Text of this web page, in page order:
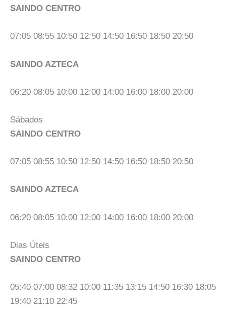
SAINDO CENTRO
07:05 08:55 10:50 12:50 14:50 16:50 18:50 20:50
SAINDO AZTECA
06:20 08:05 10:00 12:00 14:00 16:00 18:00 20:00
Sábados
SAINDO CENTRO
07:05 08:55 10:50 12:50 14:50 16:50 18:50 20:50
SAINDO AZTECA
06:20 08:05 10:00 12:00 14:00 16:00 18:00 20:00
Dias Úteis
SAINDO CENTRO
05:40 07:00 08:32 10:00 11:35 13:15 14:50 16:30 18:05
19:40 21:10 22:45